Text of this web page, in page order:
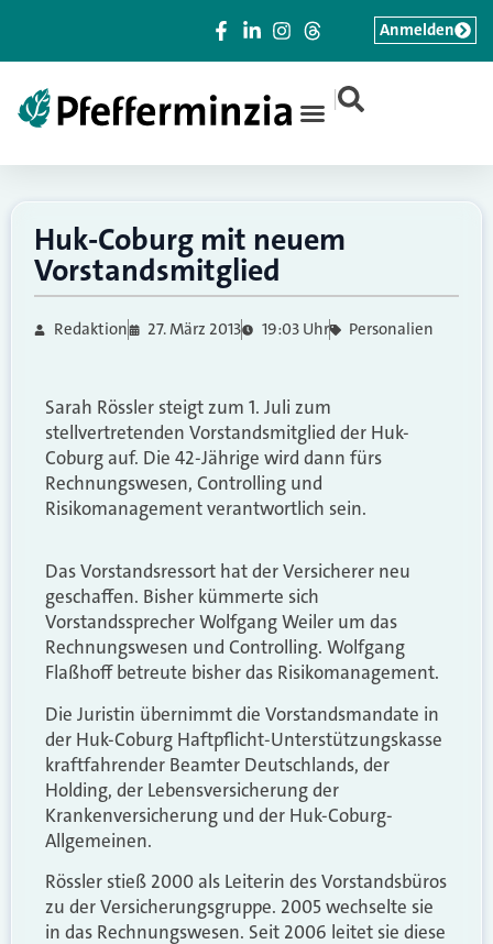
|
Anmelden
Huk-Coburg mit neuem
Vorstandsmitglied
Redaktion 27. März 2013 19:03 Uhr Personalien
Sarah Rössler steigt zum 1. Juli zum
stellvertretenden Vorstandsmitglied der Huk-
Coburg auf. Die 42-Jährige wird dann fürs
Rechnungswesen, Controlling und
Risikomanagement verantwortlich sein.
Das Vorstandsressort hat der Versicherer neu
geschaffen. Bisher kümmerte sich
Vorstandssprecher Wolfgang Weiler um das
Rechnungswesen und Controlling. Wolfgang
Flaßhoff betreute bisher das Risikomanagement.
Die Juristin übernimmt die Vorstandsmandate in
der Huk-Coburg Haftpflicht-Unterstützungskasse
kraftfahrender Beamter Deutschlands, der
Holding, der Lebensversicherung der
Krankenversicherung und der Huk-Coburg-
Allgemeinen.
Rössler stieß 2000 als Leiterin des Vorstandsbüros
zu der Versicherungsgruppe. 2005 wechselte sie
in das Rechnungswesen. Seit 2006 leitet sie diese